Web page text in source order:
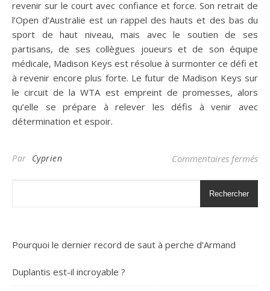
revenir sur le court avec confiance et force. Son retrait de
l’Open d’Australie est un rappel des hauts et des bas du
sport de haut niveau, mais avec le soutien de ses
partisans, de ses collègues joueurs et de son équipe
médicale, Madison Keys est résolue à surmonter ce défi et
à revenir encore plus forte. Le futur de Madison Keys sur
le circuit de la WTA est empreint de promesses, alors
qu’elle se prépare à relever les défis à venir avec
détermination et espoir.
Par Cyprien Commentaires fermés
Rechercher
Pourquoi le dernier record de saut à perche d’Armand
Duplantis est-il incroyable ?